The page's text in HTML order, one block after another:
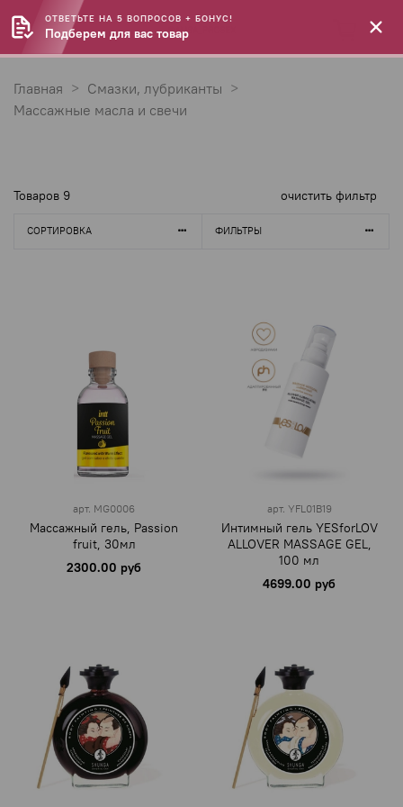
Главная
Смазки, лубриканты
Массажные масла и свечи
Товаров 9 очистить фильтр
СОРТИРОВКА ФИЛЬТРЫ
арт. MG0006
Массажный гель, Passion
fruit, 30мл
2300.00 руб
арт. YFL01B19
Интимный гель YESforLOV
ALLOVER MASSAGE GEL,
100 мл
4699.00 руб
ОТВЕТЬТЕ НА 5 ВОПРОСОВ + БОНУС!
Подберем для вас товар